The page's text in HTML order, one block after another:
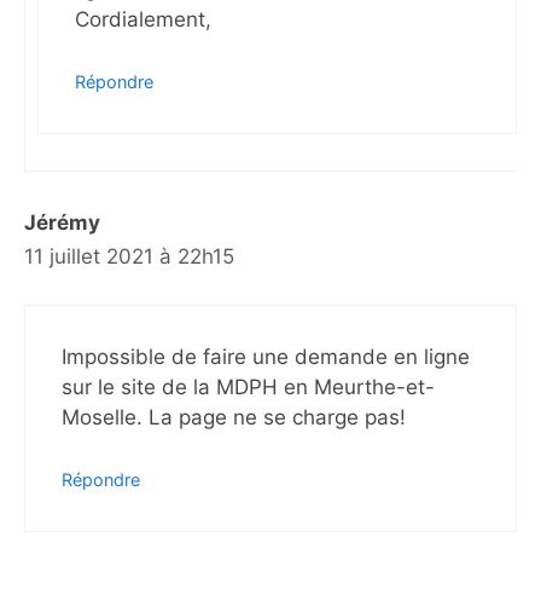
Cordialement,
Répondre
Jérémy
11 juillet 2021 à 22h15
Impossible de faire une demande en ligne
sur le site de la MDPH en Meurthe-et-
Moselle. La page ne se charge pas!
Répondre